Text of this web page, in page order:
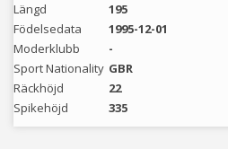
Längd
195
Födelsedata
1995-12-01
Moderklubb
-
Sport Nationality GBR
Räckhöjd
22
Spikehöjd
335